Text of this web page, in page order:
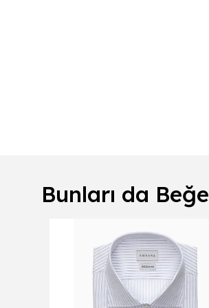
Bunları da